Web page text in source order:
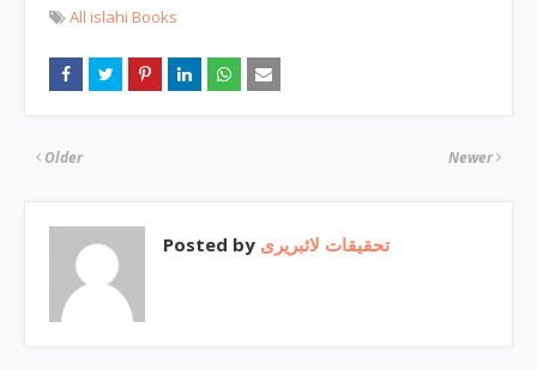
All islahi Books
Newer
Older
Posted by تحقیقات لائبریری